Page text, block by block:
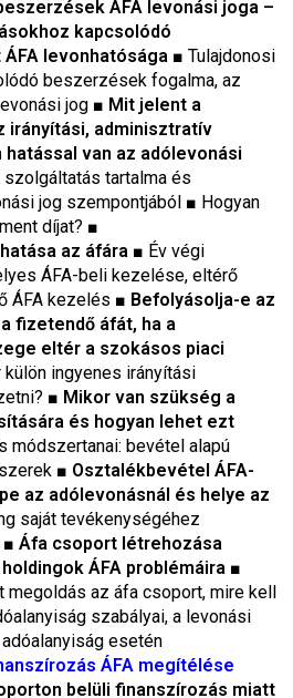
ÁFA levonási joga –
kapcsolódó
levonhatósága ■ Tulajdonosi
beszerzések fogalma, az
jog ■ Mit jelent a
irányítási, adminisztratív
van az adólevonási
tartalma és
jog szempontjából ■ Hogyan
díjat? ■
az áfára ■ Év végi
ÁFA-beli kezelése, eltérő
ÁFA kezelés ■ Befolyásolja-e az
fizetendő áfát, ha a
eltér a szokásos piaci
ingyenes irányítási
■ Mikor van szükség a
és hogyan lehet ezt
módszertanai: bevétel alapú
■ Osztalékbevétel ÁFA-
az adólevonásnál és helye az
saját tevékenységéhez
■ Áfa csoport létrehozása
ÁFA problémáira ■
az áfa csoport, mire kell
szabályai, a levonási
esetén
ÁFA megítélése
belüli finanszírozás miatt